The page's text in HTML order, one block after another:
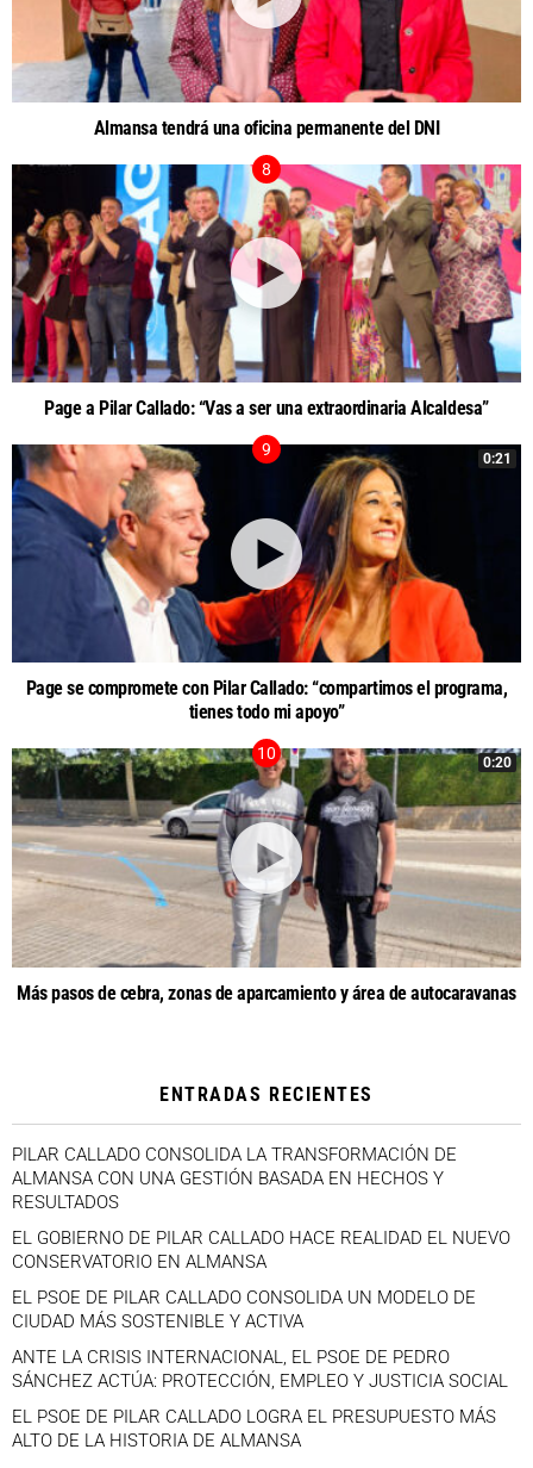
Almansa tendrá una oficina permanente del DNI
Page a Pilar Callado: “Vas a ser una extraordinaria Alcaldesa”
0:21
Page se compromete con Pilar Callado: “compartimos el programa,
tienes todo mi apoyo”
0:20
Más pasos de cebra, zonas de aparcamiento y área de autocaravanas
ENTRADAS RECIENTES
PILAR CALLADO CONSOLIDA LA TRANSFORMACIÓN DE
ALMANSA CON UNA GESTIÓN BASADA EN HECHOS Y
RESULTADOS
EL GOBIERNO DE PILAR CALLADO HACE REALIDAD EL NUEVO
CONSERVATORIO EN ALMANSA
EL PSOE DE PILAR CALLADO CONSOLIDA UN MODELO DE
CIUDAD MÁS SOSTENIBLE Y ACTIVA
ANTE LA CRISIS INTERNACIONAL, EL PSOE DE PEDRO
SÁNCHEZ ACTÚA: PROTECCIÓN, EMPLEO Y JUSTICIA SOCIAL
EL PSOE DE PILAR CALLADO LOGRA EL PRESUPUESTO MÁS
ALTO DE LA HISTORIA DE ALMANSA